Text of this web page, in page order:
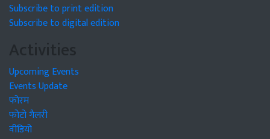
Subscribe to print edition
Subscribe to digital edition
Activities
Upcoming Events
Events Update
फोरम
फोटो गैलरी
वीडियो